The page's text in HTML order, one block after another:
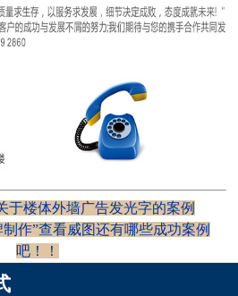
于楼体外墙广告发光字的案例
制作”查看威图还有哪些成功案例
吧！
！